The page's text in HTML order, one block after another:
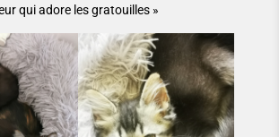
qui adore les gratouilles »